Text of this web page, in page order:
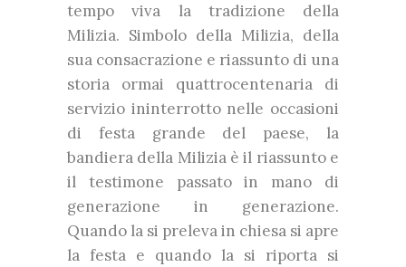
tempo viva la tradizione della
Milizia. Simbolo della Milizia, della
sua consacrazione e riassunto di una
storia ormai quattrocentenaria di
servizio ininterrotto nelle occasioni
di festa grande del paese, la
bandiera della Milizia è il riassunto e
il testimone passato in mano di
generazione in generazione.
Quando la si preleva in chiesa si apre
la festa e quando la si riporta si